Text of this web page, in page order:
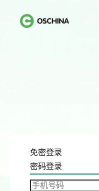
免密登录
密码登录